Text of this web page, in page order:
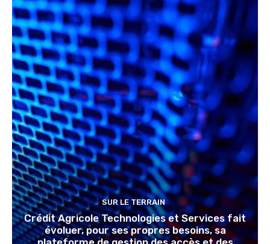
SUR LE TERRAIN
Crédit Agricole Technologies et Services fait
évoluer, pour ses propres besoins, sa